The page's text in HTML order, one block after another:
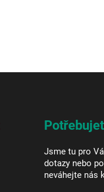
Jsme tu pro
dotazy nebo
neváhejte nás